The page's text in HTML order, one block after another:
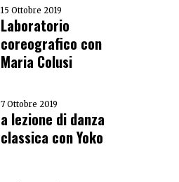
15 Ottobre 2019
Laboratorio
coreografico con
Maria Colusi
7 Ottobre 2019
a lezione di danza
classica con Yoko